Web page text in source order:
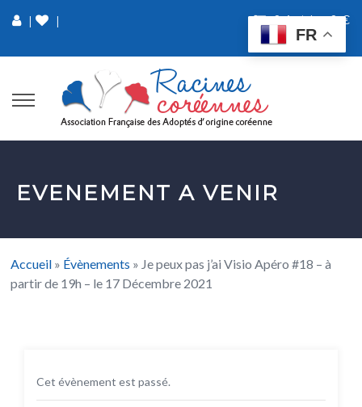
| 0 Article 0 €
|
EVENEMENT A VENIR
Accueil » Évènements » Je peux pas j’ai Visio Apéro #18 – à
partir de 19h – le 17 Décembre 2021
Cet évènement est passé.
FR